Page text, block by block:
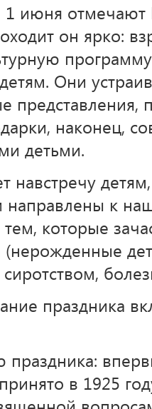
1 июня отмечают
он ярко:
Они
представления,
наконец,
детьми.
навстречу
направлены к
которые
(нерожденные
праздника
в 1925